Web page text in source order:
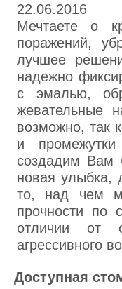
22.06.2016
Мечтаете о
поражений,
лучшее
надежно
с эмалью,
жевательные
возможно, так
и
создадим Вам
новая улыбка,
то, над чем
прочности по
отличии от
агрессивного
Доступная